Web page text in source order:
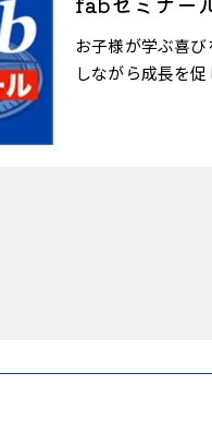
お子様が学ぶ喜
しながら成長を